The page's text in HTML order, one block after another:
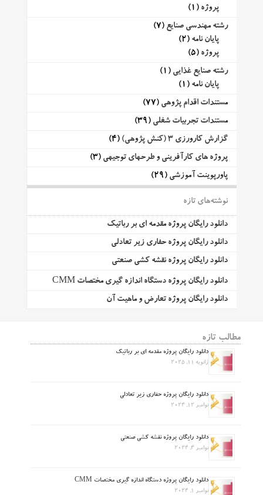
پروژه (1)
رشته مهندسی صنایع (7)
پایان نامه (2)
پروژه (5)
رشته صنایع غذایی (1)
پایان نامه (1)
مستندات اقدام پژوهی (77)
مستندات تجربیات شغلی (39)
گزارش کارورزی 3 (کنش پژوهی)
(4)
پروژه های کارآفرینی و طرحهای توجیهی (3)
پاورپوینت آموزشی (29)
نوشته‌های تازه
دانلود رایگان پروژه مقدمه ای بر رباتیک
دانلود رایگان پروژه حفاری زیر تعادلی
دانلود رایگان پروژه نقشه کشی صنعتی
دانلود رایگان پروژه دستگاه اندازه گیری مختصات CMM
دانلود رایگان پروژه تعارض و ماهیت آن
مطالب تازه
دانلود رایگان پروژه مقدمه ای بر رباتیک
ژانویه 11, 2025
دانلود رایگان پروژه حفاری زیر تعادلی
نوامبر 12, 2024
دانلود رایگان پروژه نقشه کشی صنعتی
نوامبر 4, 2024
دانلود رایگان پروژه دستگاه اندازه گیری مختصات CMM
نوامبر 1, 2024